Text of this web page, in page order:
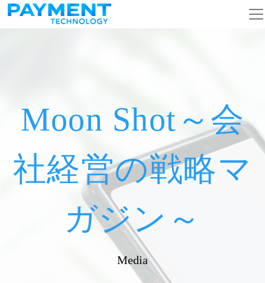
コンテンツへスキップ
メインナビゲーション
Moon Shot～会
社経営の戦略マ
ガジン～
Media